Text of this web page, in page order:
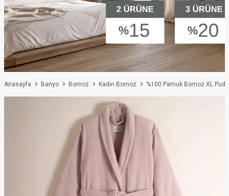
Anasayfa Banyo Bornoz Kadın Bornoz %100 Pamuk Bornoz XL